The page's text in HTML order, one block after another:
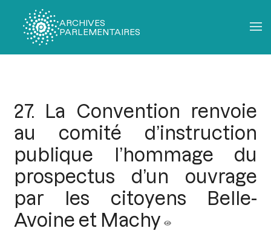
ARCHIVES
PARLEMENTAIRES
27. La Convention renvoie
au comité d’instruction
publique l’hommage du
prospectus d’un ouvrage
par les citoyens Belle-
Avoine et Machy